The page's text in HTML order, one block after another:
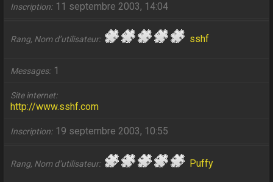
Inscription 11 septembre 2003, 14:04
Rang, Nom d’utilisateur sshf
Messages 1
Site internet
http://www.sshf.com
Inscription 19 septembre 2003, 10:55
Rang, Nom d’utilisateur Puffy